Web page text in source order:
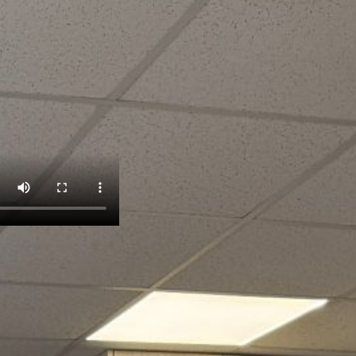
STEM-школи 2025:
та стипендії
школярам.
взаємодії.